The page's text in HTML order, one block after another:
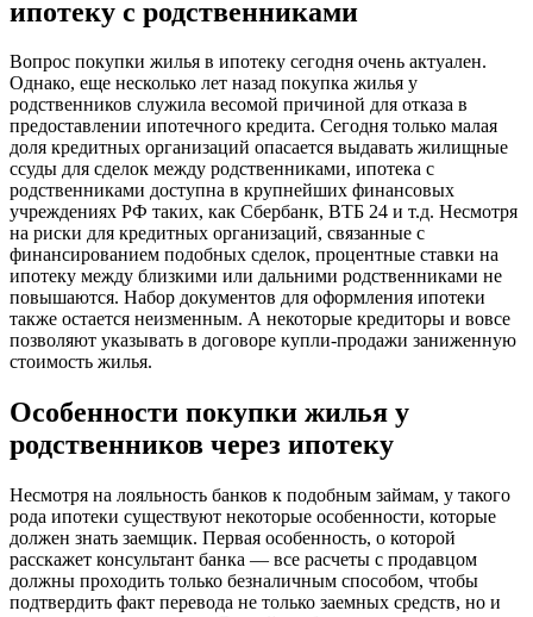
ипотеку с родственниками
Вопрос покупки жилья в ипотеку сегодня очень актуален.
Однако, еще несколько лет назад покупка жилья у
родственников служила весомой причиной для отказа в
предоставлении ипотечного кредита. Сегодня только малая
доля кредитных организаций опасается выдавать жилищные
ссуды для сделок между родственниками, ипотека с
родственниками доступна в крупнейших финансовых
учреждениях РФ таких, как Сбербанк, ВТБ 24 и т.д. Несмотря
на риски для кредитных организаций, связанные с
финансированием подобных сделок, процентные ставки на
ипотеку между близкими или дальними родственниками не
повышаются. Набор документов для оформления ипотеки
также остается неизменным. А некоторые кредиторы и вовсе
позволяют указывать в договоре купли-продажи заниженную
стоимость жилья.
Особенности покупки жилья у
родственников через ипотеку
Несмотря на лояльность банков к подобным займам, у такого
рода ипотеки существуют некоторые особенности, которые
должен знать заемщик. Первая особенность, о которой
расскажет консультант банка — все расчеты с продавцом
должны проходить только безналичным способом, чтобы
подтвердить факт перевода не только заемных средств, но и